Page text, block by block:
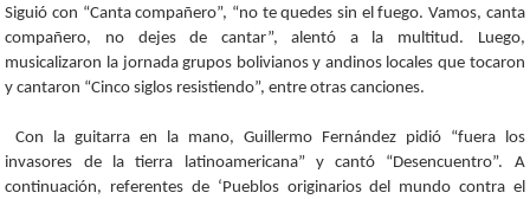
Siguió con “Canta compañero”, “no te quedes sin el fuego. Vamos, canta
compañero, no dejes de cantar”, alentó a la multitud. Luego,
musicalizaron la jornada grupos bolivianos y andinos locales que tocaron
y cantaron “Cinco siglos resistiendo”, entre otras canciones.
Con la guitarra en la mano, Guillermo Fernández pidió “fuera los
invasores de la tierra latinoamericana” y cantó “Desencuentro”. A
continuación, referentes de ‘Pueblos originarios del mundo contra el